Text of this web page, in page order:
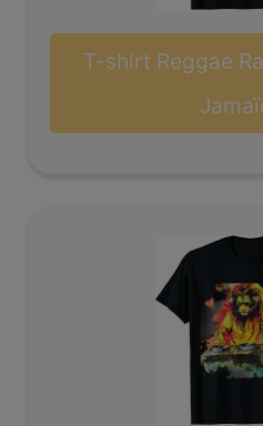
T-shirt Reggae